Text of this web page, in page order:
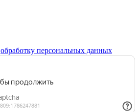
обработку персональных данных